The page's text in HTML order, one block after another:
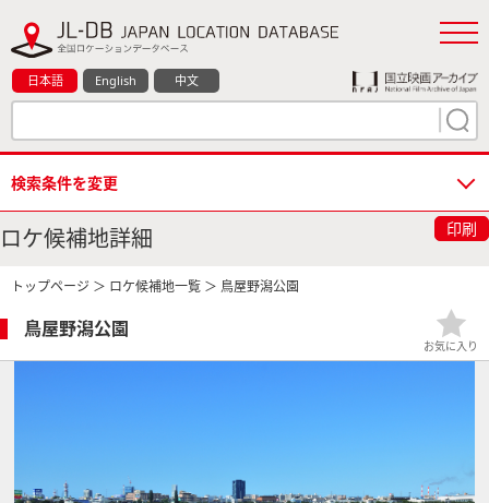
日本語 English 中文
検索条件を変更
ロケ候補地詳細 印刷
トップページ ＞ ロケ候補地一覧 ＞ 鳥屋野潟公園
鳥屋野潟公園
お気に入り